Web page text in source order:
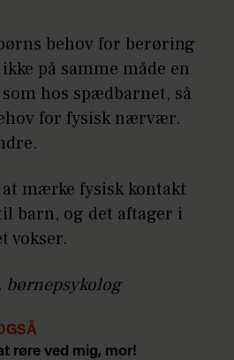
behov for berøring
på samme måde en
hos spædbarnet, så
for fysisk nærvær.
mærke fysisk kontakt
barn, og det aftager i
vokser.
røre ved mig, mor!